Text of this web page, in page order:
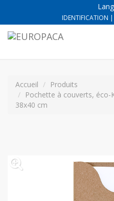
IDENTIFICATION |
Accueil
Produits
Pochette à couverts,
38x40 cm